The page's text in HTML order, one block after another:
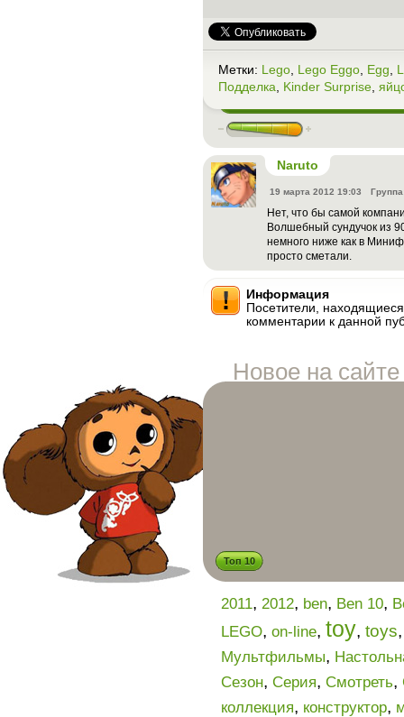
Метки: Lego, Lego Eggo, Egg,
Подделка, Kinder Surprise,
Naruto
19 марта 2012 19:03
Нет, что бы самой
Волшебный сундучок из
немного ниже как в
просто сметали.
Информация
Посетители,
комментарии к данной
Новое на сайте
Топ 10
2011, 2012, ben, Ben 10,
LEGO, on-line, toy, toys
Мультфильмы,
Сезон, Серия, Смотреть,
коллекция, конструктор,